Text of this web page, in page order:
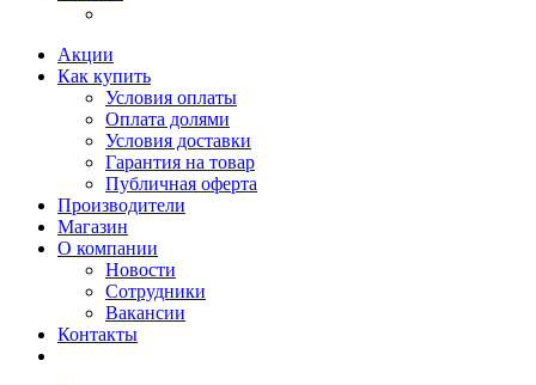
Акции
Как купить
Условия оплаты
Оплата долями
Условия доставки
Гарантия на товар
Публичная оферта
Производители
Магазин
О компании
Новости
Сотрудники
Вакансии
Контакты